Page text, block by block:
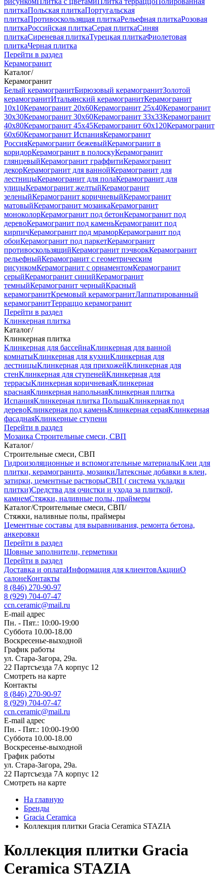
плиткаПольская плиткаПортугальская
плиткаПротивоскользящая плиткаРельефная плиткаРозовая
плиткаРоссийская плиткаСерая плиткаСиняя
плиткаСиреневая плиткаТурецкая плиткаФиолетовая
плиткаЧерная плитка
Перейти в раздел
Керамогранит
Каталог/
Керамогранит
Белый керамогранитБирюзовый керамогранитЗолотой
керамогранитИтальянский керамогранитКерамогранит
10x10Керамогранит 20x60Керамогранит 25x40Керамогранит
30x30Керамогранит 30x60Керамогранит 33x33Керамогранит
40x80Керамогранит 45x45Керамогранит 60x120Керамогранит
60x60Керамогранит ИспанияКерамогранит
РоссияКерамогранит бежевыйКерамогранит в
коридорКерамогранит в полоскуКерамогранит
глянцевыйКерамогранит граффитиКерамогранит
декорКерамогранит для ваннойКерамогранит для
лестницыКерамогранит для полаКерамогранит для
улицыКерамогранит желтыйКерамогранит
зеленыйКерамогранит коричневыйКерамогранит
матовыйКерамогранит мозаикаКерамогранит
моноколорКерамогранит под бетонКерамогранит под
деревоКерамогранит под каменьКерамогранит под
кирпичКерамогранит под мраморКерамогранит под
обоиКерамогранит под паркетКерамогранит
противоскользящийКерамогранит пэчворкКерамогранит
рельефныйКерамогранит с геометрическим
рисункомКерамогранит с орнаментомКерамогранит
серыйКерамогранит синийКерамогранит
темныйКерамогранит черныйКрасный
керамогранитКремовый керамогранитЛаппатированный
керамогранитТерраццо керамогранит
Перейти в раздел
Клинкерная плитка
Каталог/
Клинкерная плитка
Клинкерная для бассейнаКлинкерная для ванной
комнатыКлинкерная для кухниКлинкерная для
лестницыКлинкерная для прихожейКлинкерная для
стенКлинкерная для ступенейКлинкерная для
террасыКлинкерная коричневаяКлинкерная
краснаяКлинкерная напольнаяКлинкерная плитка
ИспанияКлинкерная плитка ПольшаКлинкерная под
деревоКлинкерная под каменьКлинкерная сераяКлинкерная
фасаднаяКлинкерные ступени
Перейти в раздел
Мозаика Строительные смеси, СВП
Каталог/
Строительные смеси, СВП
Гидроизоляционные и вспомогательные материалыКлеи для
плитки, керамогранита, мозаикиЛатексные добавки в клеи,
затирки, цементные растворыСВП ( система укладки
плитки)Средства для очистки и ухода за плиткой,
камнемСтяжки, наливные полы, праймеры
Каталог/Строительные смеси, СВП/
Стяжки, наливные полы, праймеры
Цементные составы для выравнивания, ремонта бетона,
анкеровки
Перейти в раздел
Шовные заполнители, герметики
Перейти в раздел
Доставка и оплатаИнформация для клиентовАкцииО
салонеКонтакты
8 (846) 270-90-97
8 (929) 704-07-47
ccn.ceramic@mail.ru
E-mail адрес
Пн. - Пят.: 10:00-19:00
Суббота 10.00-18.00
Воскресенье-выходной
График работы
ул. Стара-Загора, 29а.
22 Партсъезда 7А корпус 12
Смотреть на карте
Контакты
8 (846) 270-90-97
8 (929) 704-07-47
ccn.ceramic@mail.ru
E-mail адрес
Пн. - Пят.: 10:00-19:00
Суббота 10.00-18.00
Воскресенье-выходной
График работы
ул. Стара-Загора, 29а.
22 Партсъезда 7А корпус 12
Смотреть на карте
На главную
Бренды
Gracia Ceramiсa
Коллекция плитки Gracia Ceramica STAZIA
Коллекция плитки Gracia
Ceramica STAZIA